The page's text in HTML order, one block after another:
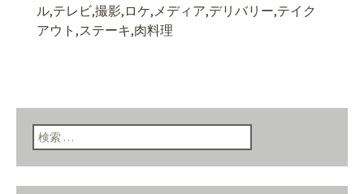
ル,テレビ,撮影,ロケ,メディア,デリバリー,テイク
アウト,ステーキ,肉料理
検索: